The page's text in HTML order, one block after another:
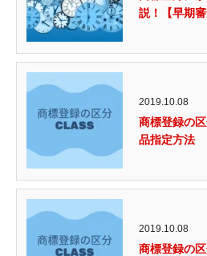
説！【早期
2019.10.08
商標登録の
品指定方法
2019.10.08
商標登録の